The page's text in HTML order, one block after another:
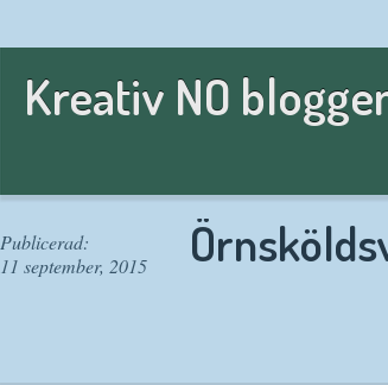
Kreativ NO
Publicerad:
11 september, 2015